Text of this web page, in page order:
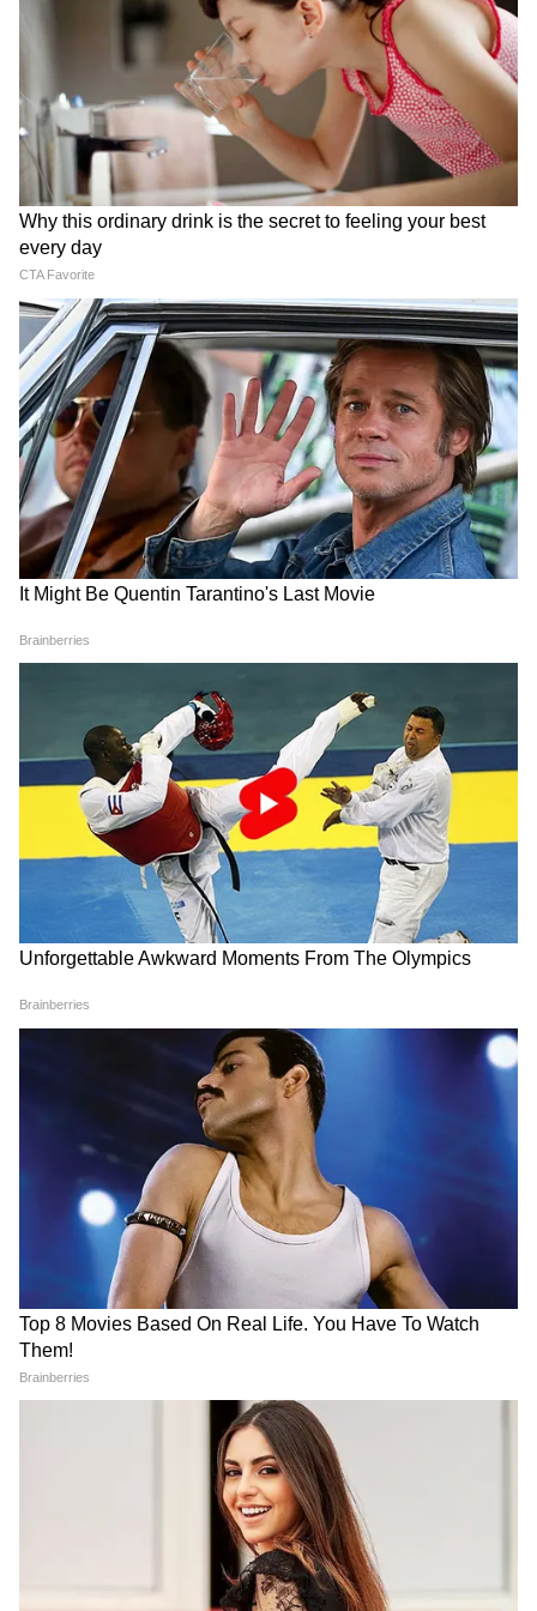
जन्म के समय ऑक्सीजन की कमी
ब्रेन ट्यूमर या स्ट्रोक
आनुवंशिक कारण तेज बुखार
ब्रेन इंफेक्शन(जैसे मेनिनजाइटिस)
नींद की कमी, तनाव, या अत्यधिक फ्लैशिंग लाइट्स
पानी? खुल गया सबसे बड़ा राज